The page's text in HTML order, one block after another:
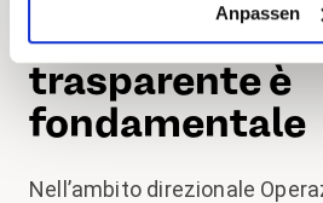
Anpassen
Una
trasparente è
fondamentale
Nell’ambito direzionale